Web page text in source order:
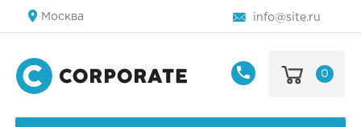
Москва info@site.ru
8
123-
0